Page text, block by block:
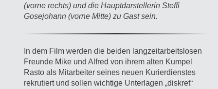
(vorne rechts) und die Hauptdarstellerin Steffi
Gosejohann (vorne Mitte) zu Gast sein.
In dem Film werden die beiden langzeitarbeitslosen
Freunde Mike und Alfred von ihrem alten Kumpel
Rasto als Mitarbeiter seines neuen Kurierdienstes
rekrutiert und sollen wichtige Unterlagen „diskret“